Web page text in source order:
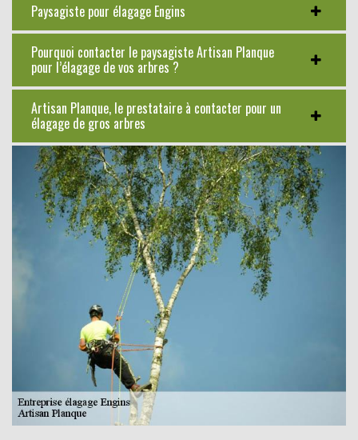
Paysagiste pour élagage Engins
Pourquoi contacter le paysagiste Artisan Planque
pour l’élagage de vos arbres ?
Artisan Planque, le prestataire à contacter pour un
élagage de gros arbres